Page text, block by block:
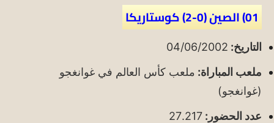
01) الصين (0-2) كوستاريكا
التاريخ: 04/06/2002
ملعب المباراة: ملعب كأس العالم في غوانغجو
(غوانغجو)
عدد الحضور: 27.217